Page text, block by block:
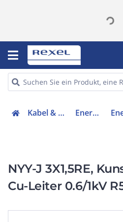
Kabel & Leitungen Energiekabel
NYY-J 3X1,5RE,
Cu-Leiter 0.6/1kV